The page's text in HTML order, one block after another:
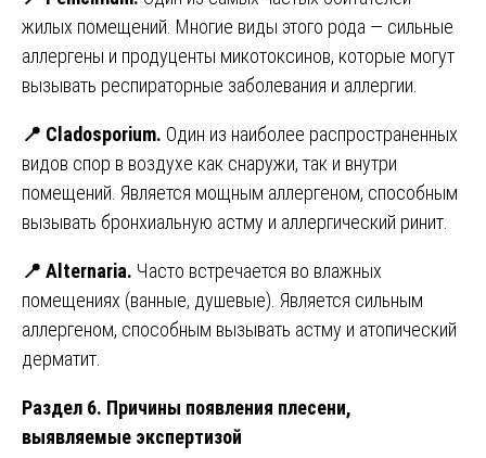
жилых помещений. Многие виды этого рода — сильные
аллергены и продуценты микотоксинов, которые могут
вызывать респираторные заболевания и аллергии.
📍 Cladosporium. Один из наиболее распространенных
видов спор в воздухе как снаружи, так и внутри
помещений. Является мощным аллергеном, способным
вызывать бронхиальную астму и аллергический ринит.
📍 Alternaria. Часто встречается во влажных
помещениях (ванные, душевые). Является сильным
аллергеном, способным вызывать астму и атопический
дерматит.
Раздел 6. Причины появления плесени,
выявляемые экспертизой